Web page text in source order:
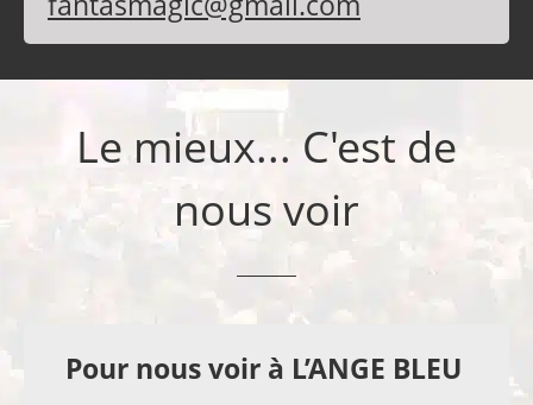
Le mieux... C'est de
nous voir
Pour nous voir à L’ANGE BLEU